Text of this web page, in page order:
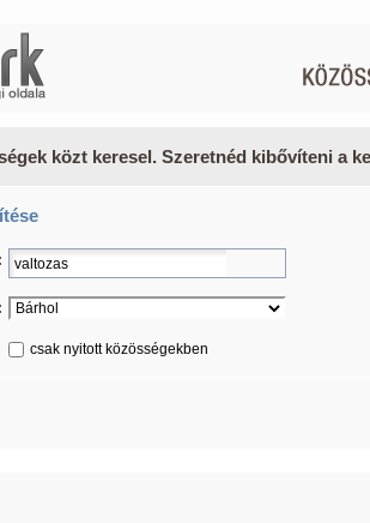
közt keresel. Szeretnéd kibővíteni a
csak nyitott közösségekben